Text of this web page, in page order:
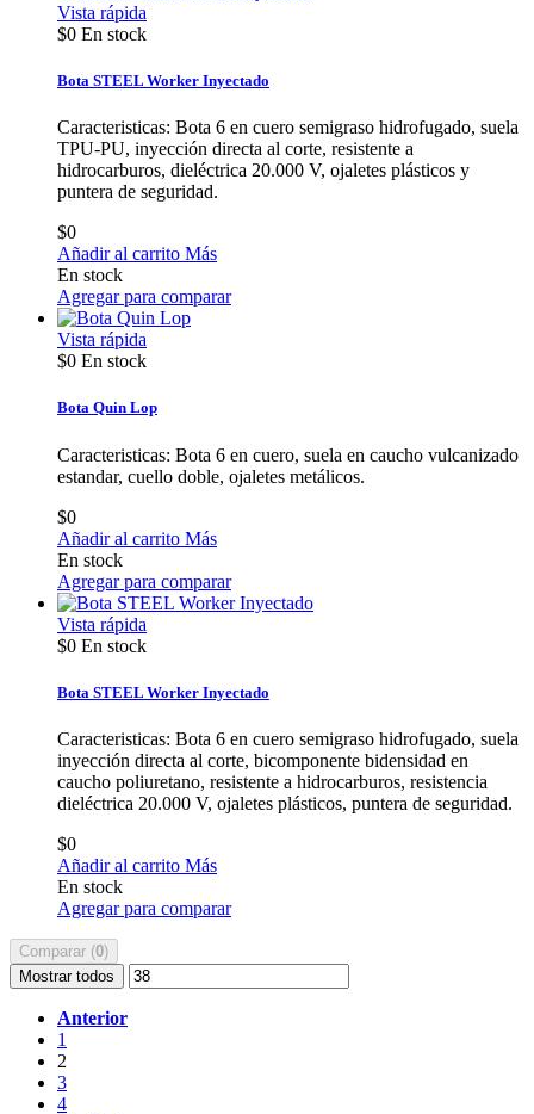
Vista rápida
$0 En stock
Bota STEEL Worker Inyectado
Caracteristicas: Bota 6 en cuero semigraso hidrofugado, suela
TPU-PU, inyección directa al corte, resistente a
hidrocarburos, dieléctrica 20.000 V, ojaletes plásticos y
puntera de seguridad.
$0
Añadir al carrito Más
En stock
Agregar para comparar
Vista rápida
$0 En stock
Bota Quin Lop
Caracteristicas: Bota 6 en cuero, suela en caucho vulcanizado
estandar, cuello doble, ojaletes metálicos.
$0
Añadir al carrito Más
En stock
Agregar para comparar
Vista rápida
$0 En stock
Bota STEEL Worker Inyectado
Caracteristicas: Bota 6 en cuero semigraso hidrofugado, suela
inyección directa al corte, bicomponente bidensidad en
caucho poliuretano, resistente a hidrocarburos, resistencia
dieléctrica 20.000 V, ojaletes plásticos, puntera de seguridad.
$0
Añadir al carrito Más
En stock
Agregar para comparar
Comparar (0)
Mostrar todos
Anterior
1
2
3
4